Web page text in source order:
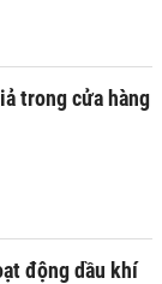
trong cửa hàng
động dầu khí